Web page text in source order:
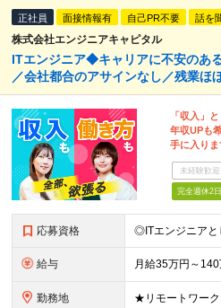
正社員 面接情報有 自己PR不要 話を
株式会社エンジニアキャピタル
ITエンジニア◆キャリアに不安のあ
／会社都合のアサインなし／残業ほ
「収入」
年収UPも
手に入りま
未経験歓迎
完全週休2日
応募資格
給与
勤務地